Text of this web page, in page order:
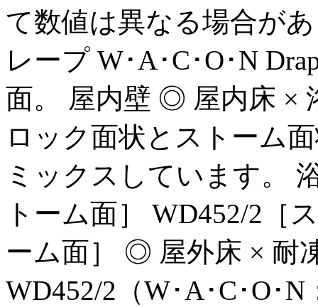
て数値は異なる場合が
レープ W･A･C･O･N
面。 屋内壁 ◎ 屋内床 ×
ロック面状とストーム
ミックスしています。
トーム面］ WD452/2［
ーム面］ ◎ 屋外床 × 耐
WD452/2（W･A･C･O･